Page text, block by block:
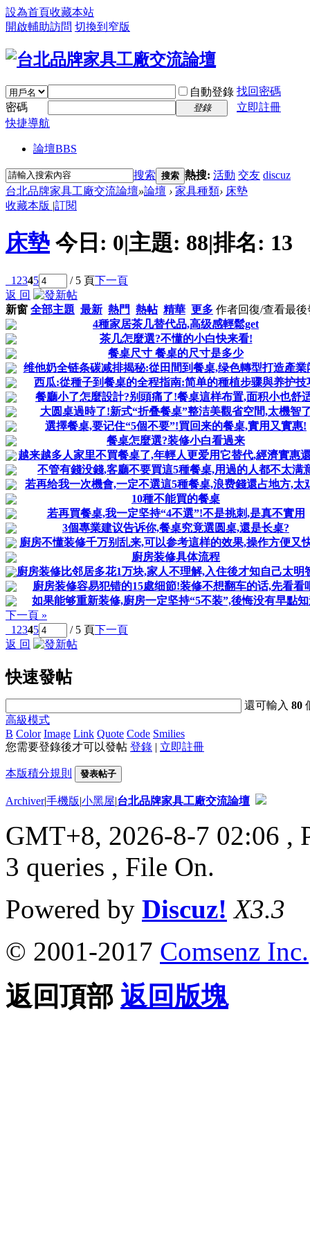
設為首頁收藏本站
開啟輔助訪問 切換到窄版
自動登錄 找回密碼
密碼
登錄
立即註冊
快捷導航
論壇BBS
搜索 搜索 熱搜: 活動 交友 discuz
台北品牌家具工廠交流論壇»論壇 › 家具種類› 床墊
收藏本版 |訂閱
床墊 今日: 0|主題: 88|排名: 13
1 2345 / 5 頁下一頁
返 回
新窗 全部主題 最新 熱門 熱帖 精華 更多 作者回復/查看最後
4種家居茶几替代品,高级感輕鬆get
茶几怎麼選?不懂的小白快来看!
餐桌尺寸 餐桌的尺寸是多少
维他奶全链条碳减排揭秘:從田間到餐桌,绿色轉型打造產業
西瓜:從種子到餐桌的全程指南:简单的種植步骤與养护技
餐廳小了怎麼設計?别頭痛了!餐桌這样布置,面积小也舒
大圆桌過時了!新式“折叠餐桌”整洁美觀省空間,太機智
選擇餐桌,要记住“5個不要”!買回来的餐桌,實用又實惠!
餐桌怎麼選?装修小白看過来
越来越多人家里不買餐桌了,年輕人更爱用它替代,經濟實惠
不管有錢没錢,客廳不要買這5種餐桌,用過的人都不太满
若再给我一次機會,一定不選這5種餐桌,浪费錢還占地方,太
10種不能買的餐桌
若再買餐桌,我一定坚持“4不選”!不是挑刺,是真不實用
3個專業建议告诉你,餐桌究竟選圆桌,還是长桌?
廚房不懂装修千万别乱来,可以参考這样的效果,操作方便又
廚房装修具体流程
廚房装修比邻居多花1万块,家人不理解,入住後才知自己太明
廚房装修容易犯错的15處细節!装修不想翻车的话,先看看
如果能够重新装修,廚房一定坚持“5不装”,後悔没有早點
下一頁 »
1 2345 / 5 頁下一頁
返 回
快速發帖
還可輸入80
高級模式
B Color Image Link Quote Code Smilies
您需要登錄後才可以發帖 登錄 | 立即註冊
本版積分規則 發表帖子
Archiver|手機版|小黑屋|台北品牌家具工廠交流論壇
GMT+8, 2026-8-7 02:06 ,
3 queries , File On.
Powered by Discuz! X3.3
© 2001-2017 Comsenz Inc.
返回頂部 返回版塊